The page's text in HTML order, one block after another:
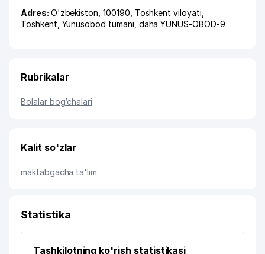
Adres: O'zbekiston, 100190, Toshkent viloyati
Toshkent Yunusobod tumani daha YUNUS-OBOD-9
Rubrikalar
Bolalar bog‘chalari
Kalit so'zlar
maktabgacha ta'lim
Statistika
Tashkilotning ko'rish statistikasi